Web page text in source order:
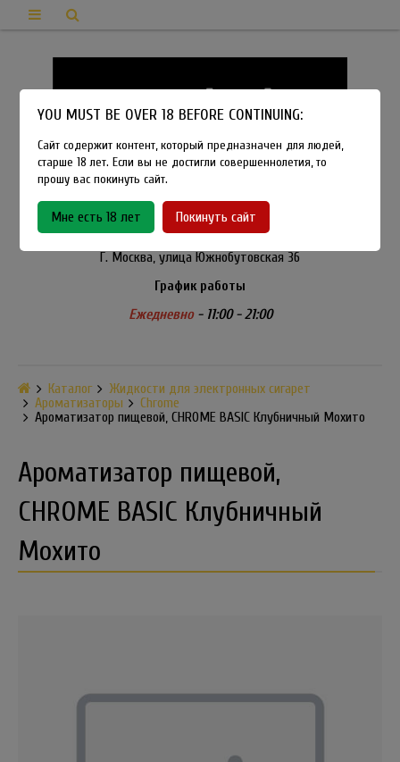
8-915-450-21-92
Розничный магазин Method Vapeshop
Г. Москва, улица Южнобутовская 36
График работы
Ежедневно- 11:00 - 21:00
Каталог
Жидкости для электронных сигарет
Ароматизаторы
Chrome
Ароматизатор пищевой, CHROME BASIC Клубничный Мохито
Ароматизатор пищевой,
CHROME BASIC Клубничный
Мохито
YOU MUST BE OVER 18 BEFORE CONTINUING:
Сайт содержит контент, который предназначен для людей,
старше 18 лет. Если вы не достигли совершеннолетия, то
прошу вас покинуть сайт.
Мне есть 18 лет Покинуть сайт